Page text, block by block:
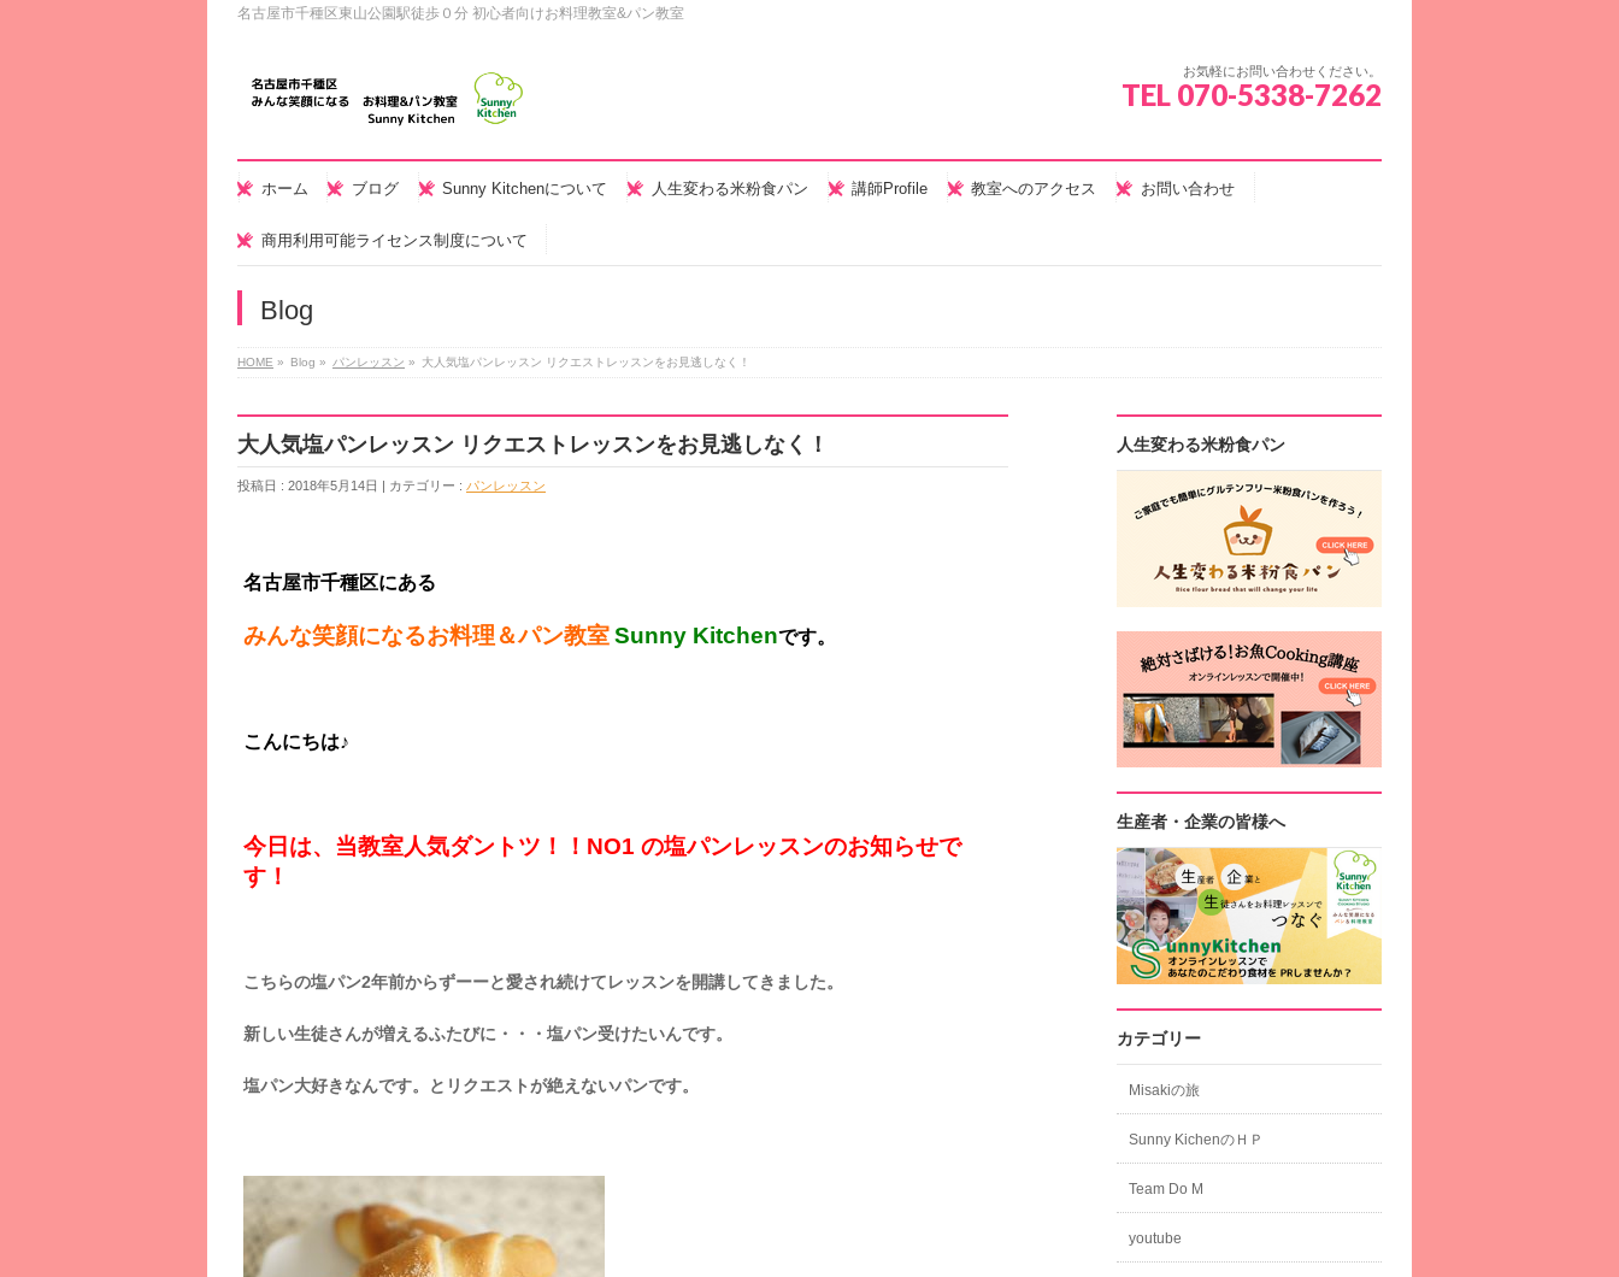
名古屋市千種区東山公園駅徒歩０分 初心者向けお料理教室&パン教室
お気軽にお問い合わせください。
TEL 070-5338-7262
ホーム ブログ Sunny Kitchenについて 人生変わる米粉食パン 講師Profile 教室へのアクセス お問い合わせ
商用利用可能ライセンス制度について
Blog
HOME » Blog » パンレッスン » 大人気塩パンレッスン リクエストレッスンをお見逃しなく！
大人気塩パンレッスン リクエストレッスンをお見逃しなく！
投稿日 : 2018年5月14日 | カテゴリー : パンレッスン
名古屋市千種区にある
みんな笑顔になるお料理＆パン教室Sunny Kitchenです。
こんにちは♪
今日は、当教室人気ダントツ！！NO1 の塩パンレッスンのお知らせで
す！
こちらの塩パン2年前からずーーと愛され続けてレッスンを開講してきました。
新しい生徒さんが増えるふたびに・・・塩パン受けたいんです。
塩パン大好きなんです。とリクエストが絶えないパンです。
人生変わる米粉食パン
生産者・企業の皆様へ
カテゴリー
Misakiの旅
Sunny KichenのＨＰ
Team Do M
youtube